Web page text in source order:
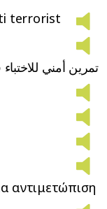
terrorist
تمرين أمني
αντιμετώπιση